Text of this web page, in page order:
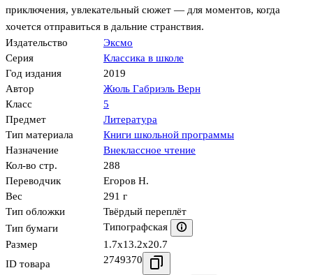
приключения, увлекательный сюжет — для моментов, когда
хочется отправиться в дальние странствия.
Издательство
Эксмо
Серия
Классика в школе
Год издания
2019
Автор
Жюль Габриэль Верн
Класс
5
Предмет
Литература
Тип материала
Книги школьной программы
Назначение
Внеклассное чтение
Кол-во стр.
288
Переводчик
Егоров Н.
Вес
291 г
Тип обложки
Твёрдый переплёт
Тип бумаги
Типографская
Размер
1.7x13.2x20.7
ID товара
2749370